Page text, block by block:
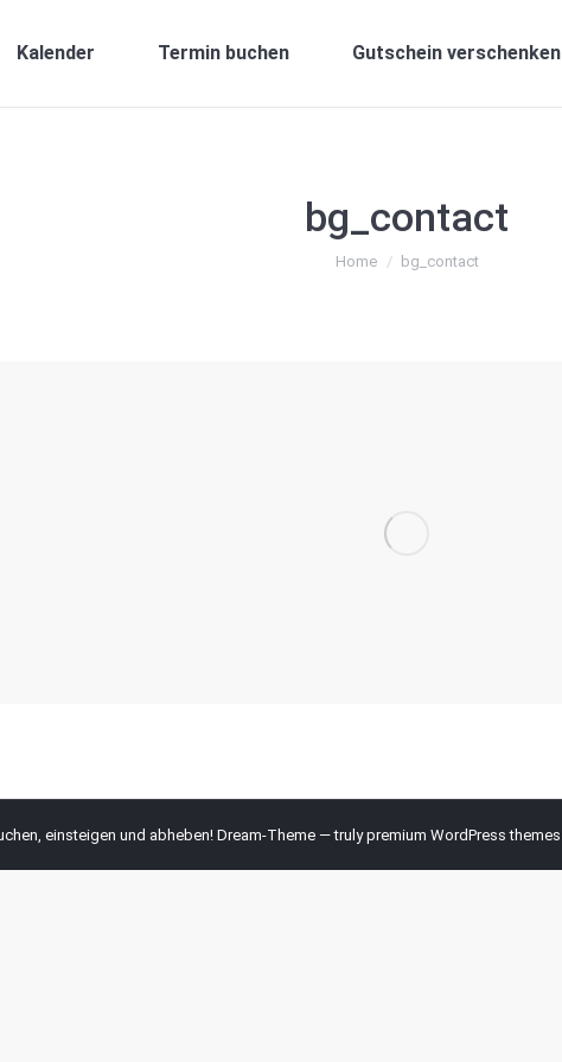
Kalender Termin buchen Gutschein verschenken
bg_contact
You are here:
Home bg_contact
einsteigen und abheben! Dream-Theme — trulypremium WordPress themes